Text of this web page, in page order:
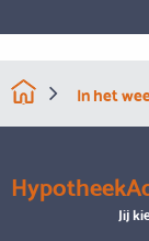
In het
Jij